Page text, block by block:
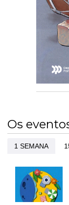
Os
1 SEMANA